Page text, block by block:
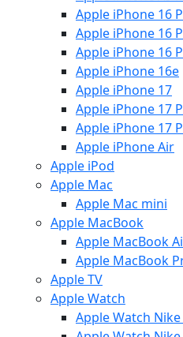
Apple iPhone 16
Apple iPhone 16
Apple iPhone 16
Apple iPhone 16e
Apple iPhone 17
Apple iPhone 17
Apple iPhone 17
Apple iPhone Air
Apple iPod
Apple Mac
Apple Mac mini
Apple MacBook
Apple MacBook
Apple MacBook
Apple TV
Apple Watch
Apple Watch Nike